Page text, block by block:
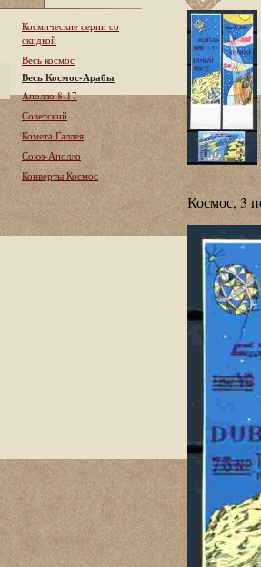
Космические серии со
скидкой
Весь космос
Весь Космос-Арабы
Аполло 8-17
Советский
Комета Галлея
Союз-Аполло
Конверты Космос
Космос, 3